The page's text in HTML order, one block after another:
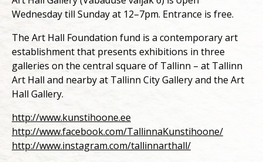
Wednesday till Sunday at 12–7pm. Entrance is free.
The Art Hall Foundation fund is a contemporary art
establishment that presents exhibitions in three
galleries on the central square of Tallinn – at Tallinn
Art Hall and nearby at Tallinn City Gallery and the Art
Hall Gallery.
http://www.kunstihoone.ee
http://www.facebook.com/TallinnaKunstihoone/
http://www.instagram.com/tallinnarthall/